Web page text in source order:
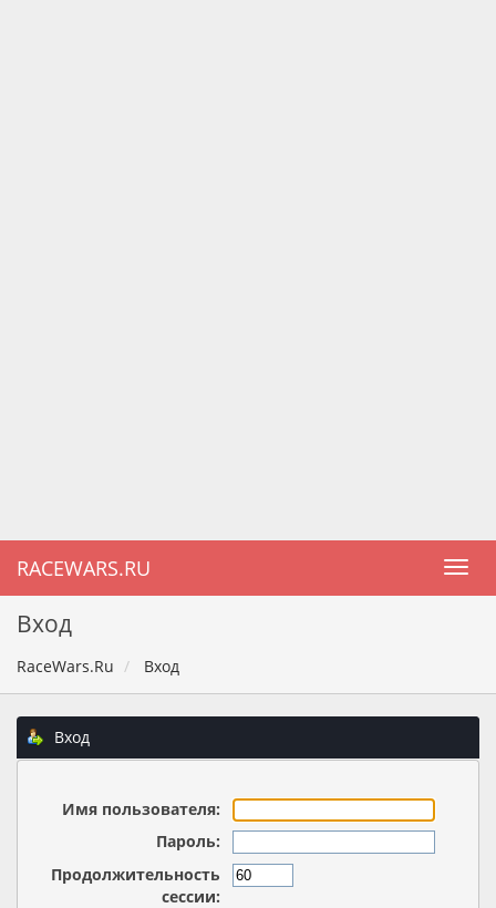
RACEWARS.RU
Вход
RaceWars.Ru Вход
Вход
Имя пользователя:
Пароль:
Продолжительность
сессии: